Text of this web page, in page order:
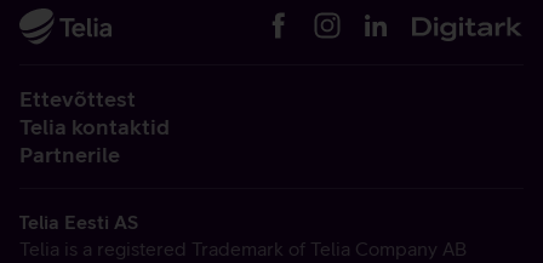
Ettevõttest
Telia kontaktid
Partnerile
Telia Eesti AS
Telia is a registered Trademark of Telia Company AB